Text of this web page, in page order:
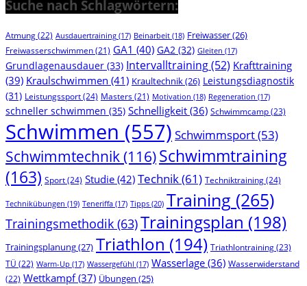
Suche nach Schlagwörtern:
Atmung(22) Ausdauertraining (17) Beinarbeit (18) Freiwasser(26)
Freiwasserschwimmen (21) GA1 (40) GA2 (32) Gleiten (17)
Grundlagenausdauer (33) Intervalltraining(52) Krafttraining
(39) Kraulschwimmen (41) Kraultechnik(26) Leistungsdiagnostik
(31) Leistungssport(24) Masters (21) Motivation (18) Regeneration (17)
schneller schwimmen (35) Schnelligkeit (36) Schwimmcamp(23)
Schwimmen (557) Schwimmsport(53)
Schwimmtechnik(116)Schwimmtraining
(163) Sport(24) Studie (42) Technik(61) Techniktraining(24)
Technikübungen (19) Teneriffa (17) Tipps (20) Training (265)
Trainingsmethodik (63)Trainingsplan (198)
Trainingsplanung(27) Triathlon (194) Triathlontraining(23)
TÜ (22) Warm-Up (17) Wassergefühl (17) Wasserlage (36) Wasserwiderstand
(22) Wettkampf(37) Übungen (25)